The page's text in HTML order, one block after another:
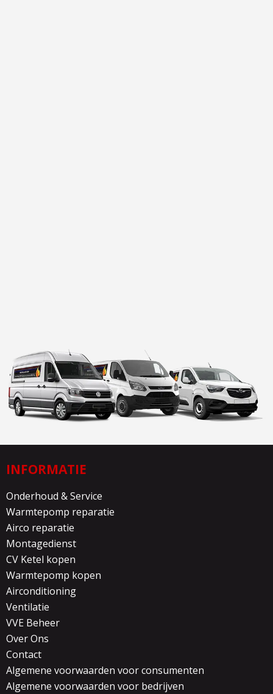
INFORMATIE
Onderhoud & Service
Warmtepomp reparatie
Airco reparatie
Montagedienst
CV Ketel kopen
Warmtepomp kopen
Airconditioning
Ventilatie
VVE Beheer
Over Ons
Contact
Algemene voorwaarden voor consumenten
Algemene voorwaarden voor bedrijven